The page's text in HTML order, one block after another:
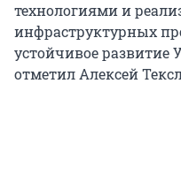
технологиями и
инфраструктурных
устойчивое развитие
отметил Алексей